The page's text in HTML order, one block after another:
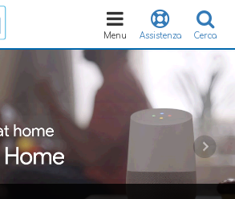
Cerca
Assistenza
Toggle
navigation
Menu